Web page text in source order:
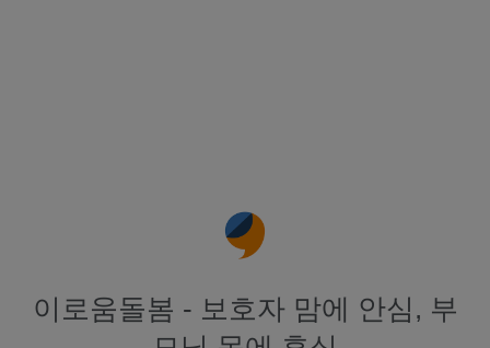
이로움돌봄 - 보호자 맘에 안심, 부